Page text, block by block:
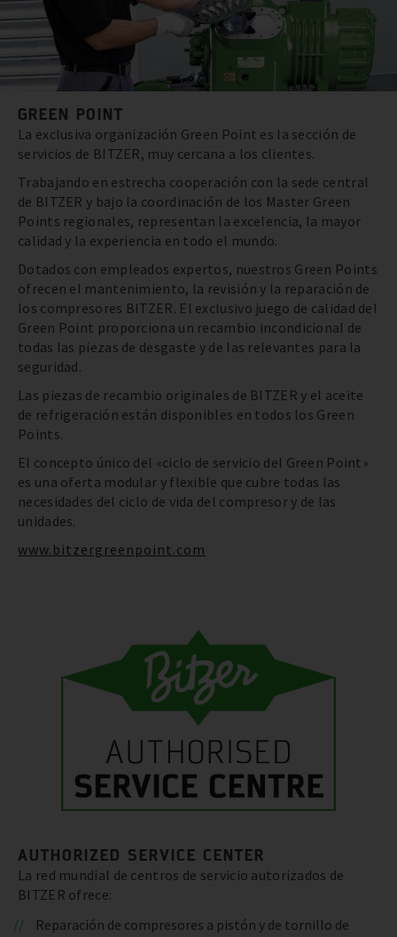
GREEN POINT
La exclusiva organización Green Point es la sección de
servicios de BITZER, muy cercana a los clientes.
Trabajando en estrecha cooperación con la sede central
de BITZER y bajo la coordinación de los Master Green
Points regionales, representan la excelencia, la mayor
calidad y la experiencia en todo el mundo.
Dotados con empleados expertos, nuestros Green Points
ofrecen el mantenimiento, la revisión y la reparación de
los compresores BITZER. El exclusivo juego de calidad del
Green Point proporciona un recambio incondicional de
todas las piezas de desgaste y de las relevantes para la
seguridad.
Las piezas de recambio originales de BITZER y el aceite
de refrigeración están disponibles en todos los Green
Points.
El concepto único del «ciclo de servicio del Green Point»
es una oferta modular y flexible que cubre todas las
necesidades del ciclo de vida del compresor y de las
unidades.
www.bitzergreenpoint.com
AUTHORIZED SERVICE CENTER
La red mundial de centros de servicio autorizados de
BITZER ofrece:
Reparación de compresores a pistón y de tornillo de